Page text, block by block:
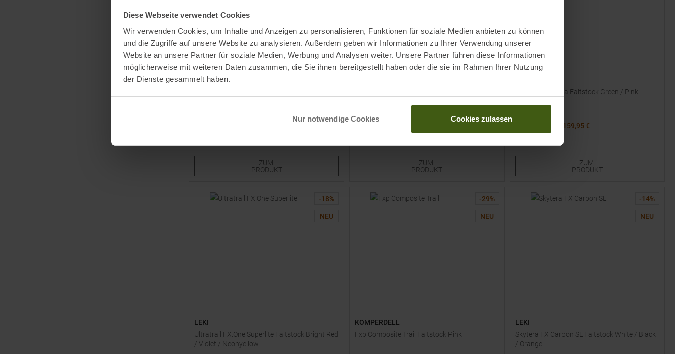
Diese Webseite verwendet Cookies
Wir verwenden Cookies, um Inhalte und Anzeigen zu personalisieren, Funktionen für soziale Medien anbieten zu können
und die Zugriffe auf unsere Website zu analysieren. Außerdem geben wir Informationen zu Ihrer Verwendung unserer
Website an unsere Partner für soziale Medien, Werbung und Analysen weiter. Unsere Partner führen diese Informationen
möglicherweise mit weiteren Daten zusammen, die Sie ihnen bereitgestellt haben oder die sie im Rahmen Ihrer Nutzung
der Dienste gesammelt haben.
Nur notwendige Cookies Cookies zulassen
LEKI
ZUM
PRODUKT
Verfügbare Größen:
ZUM
PRODUKT
Fxp Carbon Ultra Faltstock Green / Pink
159,95 €
Verfügbare Größen:
ZUM
PRODUKT
-18%
NEU
LEKI
Ultratrail FX.One Superlite Faltstock Bright Red
/ Violet / Neonyellow
-29%
NEU
KOMPERDELL
Fxp Composite Trail Faltstock Pink
-14%
NEU
LEKI
Skytera FX Carbon SL Faltstock White / Black
/ Orange